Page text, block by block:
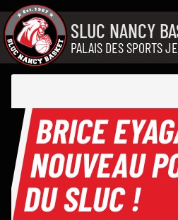
Aller au contenu
SLUC NANCY
PALAIS DES SPORTS
BRICE
NOUVEAU
DU SLUC !